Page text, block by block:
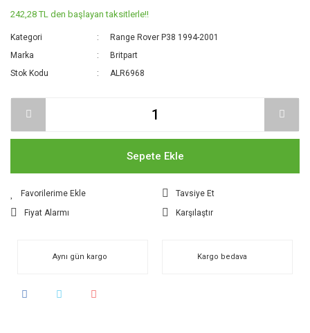
242,28 TL den başlayan taksitlerle!!
Kategori
Range Rover P38 1994-2001
Marka
Britpart
Stok Kodu
ALR6968
Sepete Ekle
Tavsiye Et
Fiyat Alarmı
Karşılaştır
Aynı gün kargo Kargo bedava